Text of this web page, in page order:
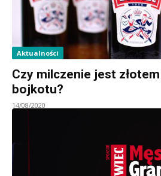
Aktualności
Czy milczenie jest
bojkotu?
14/08/2020